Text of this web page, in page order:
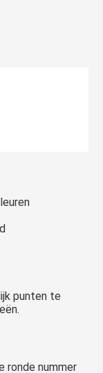
punten te
ronde nummer